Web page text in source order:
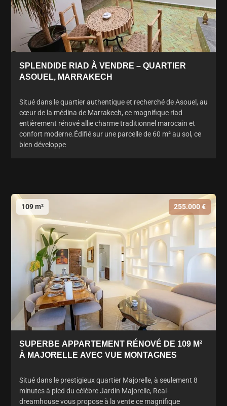
SPLENDIDE RIAD À VENDRE – QUARTIER
ASOUEL, MARRAKECH
Situé dans le quartier authentique et recherché de Asouel, au
cœur de la médina de Marrakech, ce magnifique riad
entièrement rénové allie charme traditionnel marocain et
confort moderne.Édifié sur une parcelle de 60 m² au sol, ce
bien développe
109 m² 255.000 €
SUPERBE APPARTEMENT RÉNOVÉ DE 109 M²
À MAJORELLE AVEC VUE MONTAGNES
Situé dans le prestigieux quartier Majorelle, à seulement 8
minutes à pied du célèbre Jardin Majorelle, Real-
dreamhouse vous propose à la vente ce magnifique